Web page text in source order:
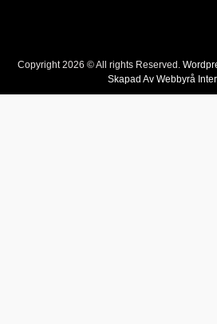
Copyright 2026 © All rights Reserved.
Skapad Av Webbyrå